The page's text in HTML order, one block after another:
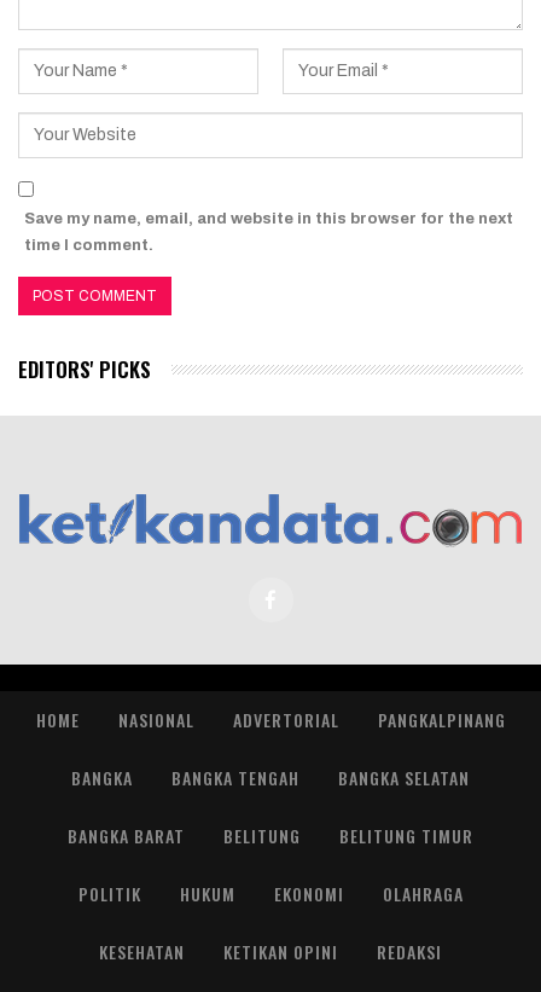
Save my name, email, and website in this browser for the next
time I comment.
EDITORS' PICKS
HOME NASIONAL ADVERTORIAL PANGKALPINANG
BANGKA BANGKA TENGAH BANGKA SELATAN
BANGKA BARAT BELITUNG BELITUNG TIMUR
POLITIK HUKUM EKONOMI OLAHRAGA
KESEHATAN KETIKAN OPINI REDAKSI